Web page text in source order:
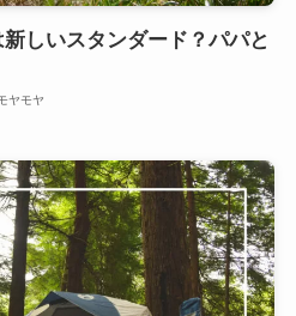
しいスタンダード？パパと
ヤモヤ